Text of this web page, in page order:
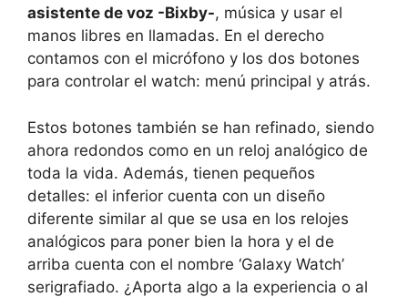
asistente de voz -Bixby-, música y usar el
manos libres en llamadas. En el derecho
contamos con el micrófono y los dos botones
para controlar el watch: menú principal y atrás.
Estos botones también se han refinado, siendo
ahora redondos como en un reloj analógico de
toda la vida. Además, tienen pequeños
detalles: el inferior cuenta con un diseño
diferente similar al que se usa en los relojes
analógicos para poner bien la hora y el de
arriba cuenta con el nombre ‘Galaxy Watch’
serigrafiado. ¿Aporta algo a la experiencia o al